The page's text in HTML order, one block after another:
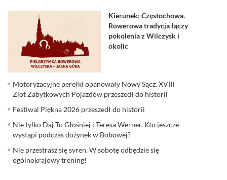
Kierunek: Częstochowa.
Rowerowa tradycja łączy
pokolenia z Wilczysk i
okolic
Motoryzacyjne perełki opanowały Nowy Sącz. XVIII
Zlot Zabytkowych Pojazdów przeszedł do historii
Festiwal Piękna 2026 przeszedł do historii
Nie tylko Daj To Głośniej i Teresa Werner. Kto jeszcze
wystąpi podczas dożynek w Bobowej?
Nie przestrasz się syren. W sobotę odbędzie się
ogólnokrajowy trening!